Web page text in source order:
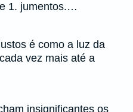
1. jumentos.…
é como a luz da
vez mais até a
insignificantes os